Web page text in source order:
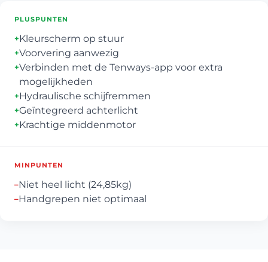
PLUSPUNTEN
+Kleurscherm op stuur
+Voorvering aanwezig
+Verbinden met de Tenways-app voor extra
mogelijkheden
+Hydraulische schijfremmen
+Geïntegreerd achterlicht
+Krachtige middenmotor
MINPUNTEN
–Niet heel licht (24,85kg)
–Handgrepen niet optimaal